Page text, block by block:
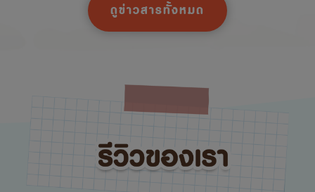
ดูข่าวสารทั้งหมด